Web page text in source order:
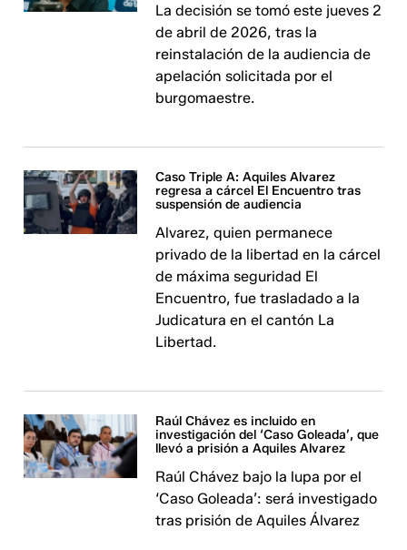
La decisión se tomó este jueves 2
de abril de 2026, tras la
reinstalación de la audiencia de
apelación solicitada por el
burgomaestre.
Caso Triple A: Aquiles Alvarez
regresa a cárcel El Encuentro tras
suspensión de audiencia
Alvarez, quien permanece
privado de la libertad en la cárcel
de máxima seguridad El
Encuentro, fue trasladado a la
Judicatura en el cantón La
Libertad.
Raúl Chávez es incluido en
investigación del ‘Caso Goleada’, que
llevó a prisión a Aquiles Alvarez
Raúl Chávez bajo la lupa por el
‘Caso Goleada’: será investigado
tras prisión de Aquiles Álvarez